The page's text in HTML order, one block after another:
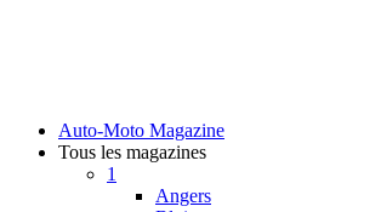
Auto-Moto Magazine
Tous les magazines
1
Angers